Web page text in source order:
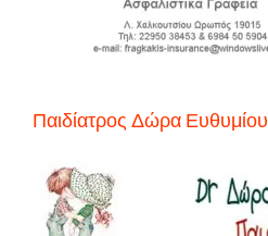
Παιδίατρος Δώρα Ευθυμίου